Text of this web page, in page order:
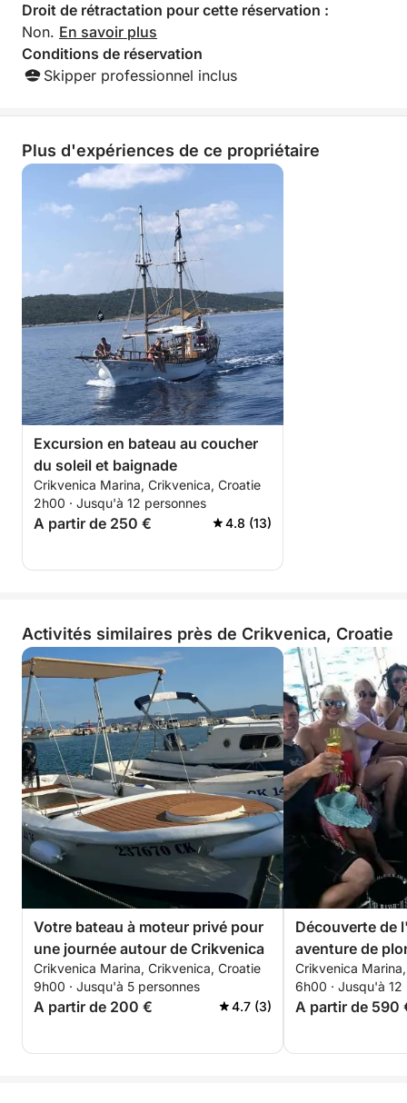
Droit de rétractation pour cette réservation :
Non. En savoir plus
Conditions de réservation
Skipper professionnel inclus
Plus d'expériences de ce propriétaire
Excursion en bateau au coucher
du soleil et baignade
Crikvenica Marina, Crikvenica, Croatie
2h00 · Jusqu'à 12 personnes
A partir de 250 € 4.8 (13)
Activités similaires près de Crikvenica, Croatie
Votre bateau à moteur privé pour
une journée autour de Crikvenica
Crikvenica Marina, Crikvenica, Croatie
9h00 · Jusqu'à 5 personnes
A partir de 200 € 4.7 (3)
Découverte de
aventure de
heures)
Crikvenica
6h00 · Jusqu'à 12
A partir de 590